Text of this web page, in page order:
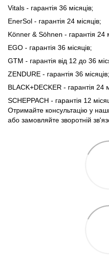
Vitals - гарантія 36 місяців;
EnerSol - гарантія 24 місяців;
Könner & Söhnen - гарантія 24
EGO - гарантія 36 місяців;
GTM - гарантія від 12 до 36
ZENDURE - гарантія 36 місяців;
BLACK+DECKER - гарантія 24
SCHEPPACH - гарантія 12
Отримайте консультацію у
або замовляйте зворотній